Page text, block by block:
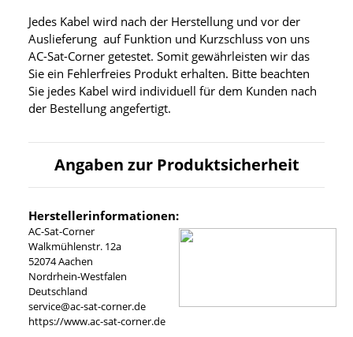
Jedes Kabel wird nach der Herstellung und vor der
Auslieferung auf Funktion und Kurzschluss von uns
AC-Sat-Corner getestet. Somit gewährleisten wir das
Sie ein Fehlerfreies Produkt erhalten. Bitte beachten
Sie jedes Kabel wird individuell für dem Kunden nach
der Bestellung angefertigt.
Angaben zur Produktsicherheit
Herstellerinformationen:
AC-Sat-Corner
Walkmühlenstr. 12a
52074 Aachen
Nordrhein-Westfalen
Deutschland
service@ac-sat-corner.de
https://www.ac-sat-corner.de